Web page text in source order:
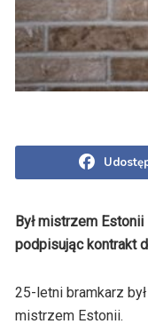
Był mistrzem
podpisując kontrakt
25-letni bramkarz
mistrzem Estonii.